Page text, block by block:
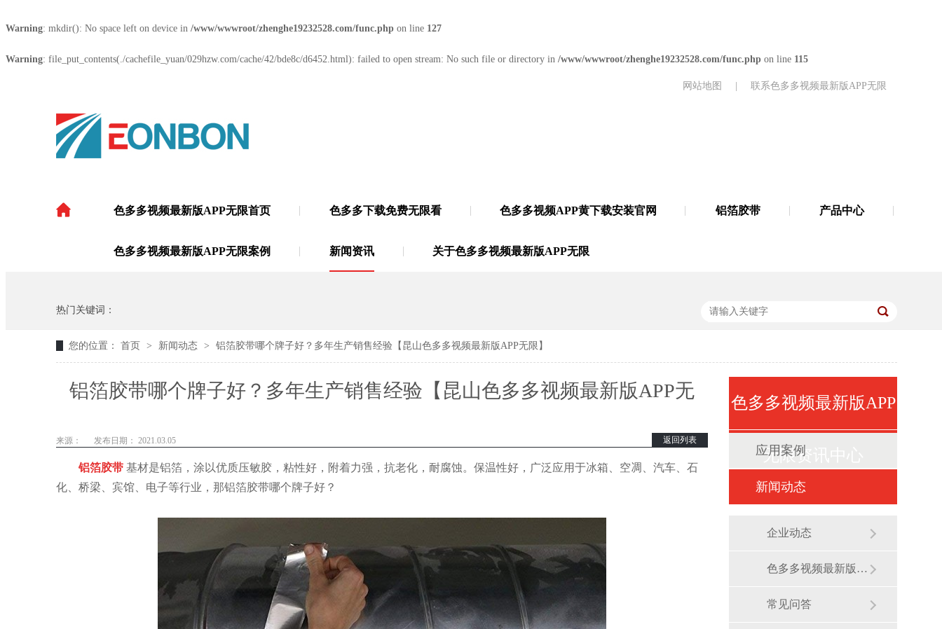
Warning: mkdir(): No space left on device in /www/wwwroot/zhenghe19232528.com/func.php on line 127
Warning: file_put_contents(./cachefile_yuan/029hzw.com/cache/42/bde8c/d6452.html): failed to open stream: No such file or directory in /www/wwwroot/zhenghe19232528.com/func.php on line 115
网站地图 联系色多多视频最新版APP无限
色多多视频最新版APP无限首页 色多多下载免费无限看 色多多视频APP黄下载安装官网 铝箔胶带 产品中心
色多多视频最新版APP无限案例 新闻资讯 关于色多多视频最新版APP无限
热门关键词：
您的位置： 首页 > 新闻动态 > 铝箔胶带哪个牌子好？多年生产销售经验【昆山色多多视频最新版APP无限】
铝箔胶带哪个牌子好？多年生产销售经验【昆山色多多视频最新版APP无
返回列表
来源： 发布日期： 2021.03.05
铝箔胶带 基材是铝箔，涂以优质压敏胶，粘性好，附着力强，抗老化，耐腐蚀。保温性好， 广泛应用于冰箱、空凋、汽车、石
化、桥梁、宾馆、电子等行业 ， 那铝箔胶带哪个牌子好？
色多多视频最新版APP
无限资讯中心
应用案例
新闻动态
企业动态
色多多视频最新版APP无限展会
常见问答